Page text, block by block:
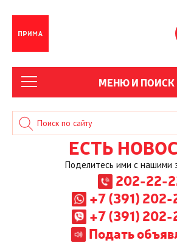
МЕНЮ И ПОИСК
ЕСТЬ
Поделитесь ими с нашими
202-22-
+7 (391)
+7 (391)
Подать